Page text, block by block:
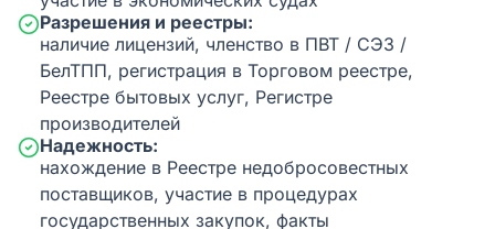
Разрешения и реестры:
наличие лицензий, членство в ПВТ / СЭЗ /
БелТПП, регистрация в Торговом реестре,
Реестре бытовых услуг, Регистре
производителей
Надежность:
нахождение в Реестре недобросовестных
поставщиков, участие в процедурах
государственных закупок, факты